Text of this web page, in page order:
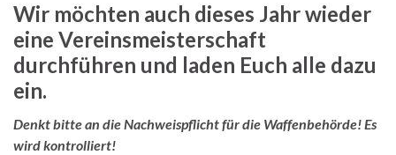
Wir möchten auch dieses Jahr wieder
eine Vereinsmeisterschaft
durchführen und laden Euch alle dazu
ein.
Denkt bitte an die Nachweispflicht für die Waffenbehörde! Es
wird kontrolliert!